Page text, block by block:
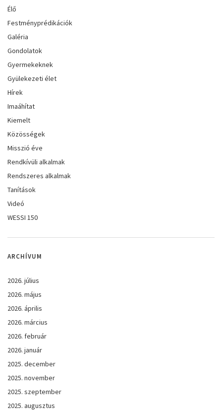
Élő
Festményprédikációk
Galéria
Gondolatok
Gyermekeknek
Gyülekezeti élet
Hírek
Imaáhítat
Kiemelt
Közösségek
Misszió éve
Rendkívüli alkalmak
Rendszeres alkalmak
Tanítások
Videó
WESSI 150
ARCHÍVUM
2026. július
2026. május
2026. április
2026. március
2026. február
2026. január
2025. december
2025. november
2025. szeptember
2025. augusztus